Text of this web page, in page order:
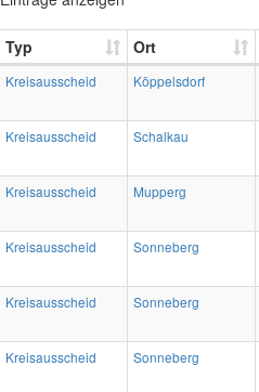
Typ
Ort
Kreisausscheid Köppelsdorf
Kreisausscheid Schalkau
Kreisausscheid Mupperg
Kreisausscheid Sonneberg
Kreisausscheid Sonneberg
Kreisausscheid Sonneberg